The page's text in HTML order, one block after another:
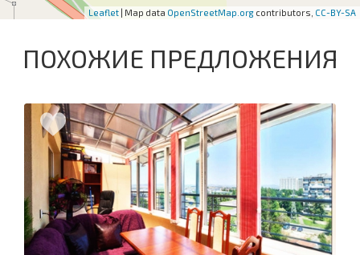
Leaflet | Map data OpenStreetMap.org contributors, CC-BY-SA
ПОХОЖИЕ ПРЕДЛОЖЕНИЯ